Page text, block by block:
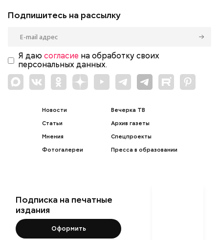
Подпишитесь на рассылку
Я даю согласие на обработку своих
персональных данных.
Новости
Статьи
Мнения
Фотогалереи
Вечерка ТВ
Архив газеты
Спецпроекты
Пресса в образовании
Подписка на печатные
издания
Оформить